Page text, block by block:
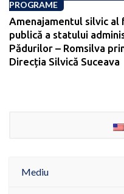
PROGRAME
Amenajamentul silvic
publică a statului
Pădurilor – Romsilva
Direcția Silvică Suceava
Mediu